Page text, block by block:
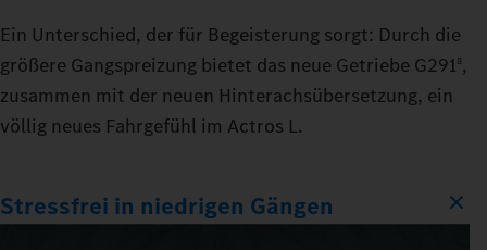
Ein Unterschied, der für Begeisterung sorgt: Durch die
größere Gangspreizung bietet das neue Getriebe G2918,
zusammen mit der neuen Hinterachsübersetzung, ein
völlig neues Fahrgefühl im Actros L.
Stressfrei in niedrigen Gängen